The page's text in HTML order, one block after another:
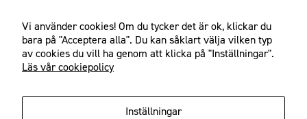
Vi använder cookies! Om du tycker det är ok, klickar du
bara på "Acceptera alla". Du kan såklart välja vilken typ
av cookies du vill ha genom att klicka på "Inställningar".
Läs vår cookiepolicy
Inställningar